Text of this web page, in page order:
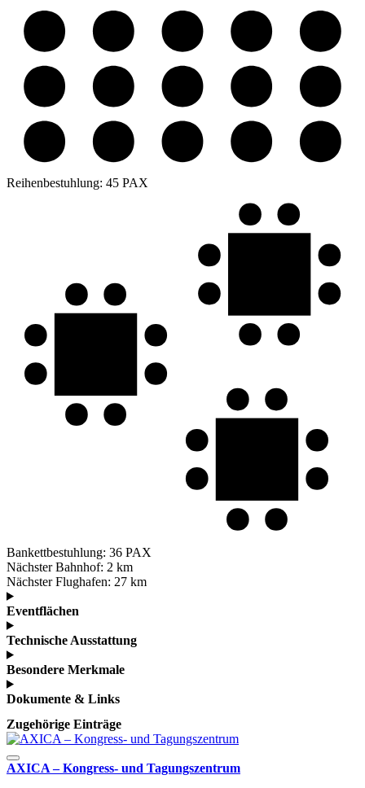
Reihenbestuhlung: 45 PAX
Bankettbestuhlung: 36 PAX
Nächster Bahnhof: 2 km
Nächster Flughafen: 27 km
Eventflächen
Technische Ausstattung
Besondere Merkmale
Dokumente & Links
Zugehörige Einträge
AXICA – Kongress- und Tagungszentrum